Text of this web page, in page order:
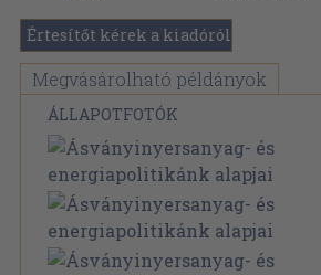
Értesítőt kérek a kiadóról
Megvásárolható példányok
ÁLLAPOTFOTÓK